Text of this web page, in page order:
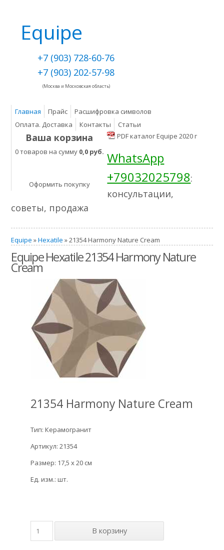
Equipe
+7 (903) 728-60-76
+7 (903) 202-57-98
(Москва и Московская область)
Главная Прайс
Расшифровка символов
Оплата. Доставка
Контакты Статьи
Ваша корзина
0 товаров на сумму 0,0 руб.
Оформить покупку
PDF каталог Equipe 2020 г
WhatsApp
+79032025798:
консультации,
советы, продажа
Equipe »Hexatile » 21354 Harmony Nature Cream
Equipe Hexatile 21354 Harmony Nature
Cream
21354 Harmony Nature Cream
Тип: Керамогранит
Артикул: 21354
Размер: 17,5 x 20 см
Ед. изм.: шт.